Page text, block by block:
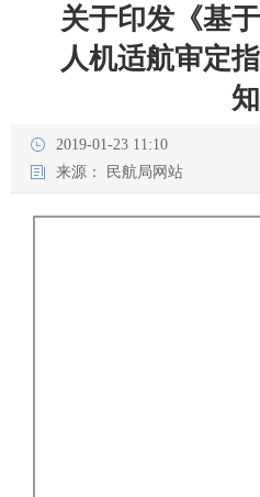
关于印发《基
人机适航审定
知
2019-01-23 11:10
来源：
民航局网站